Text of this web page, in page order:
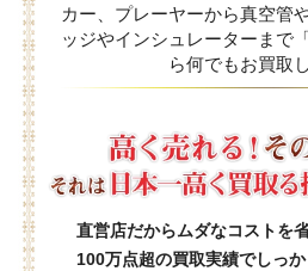
カー、プレーヤーから真空管
ッジやインシュレーターまで
ら何でもお買取
直営店だからムダなコストを
100万点超の買取実績でしっか